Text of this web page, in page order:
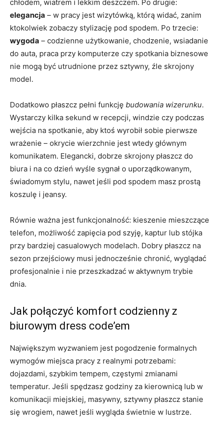
chłodem, wiatrem i lekkim deszczem. Po drugie:
elegancja – w pracy jest wizytówką, którą widać, zanim
ktokolwiek zobaczy stylizację pod spodem. Po trzecie:
wygoda – codzienne użytkowanie, chodzenie, wsiadanie
do auta, praca przy komputerze czy spotkania biznesowe
nie mogą być utrudnione przez sztywny, źle skrojony
model.
Dodatkowo płaszcz pełni funkcję budowania wizerunku.
Wystarczy kilka sekund w recepcji, windzie czy podczas
wejścia na spotkanie, aby ktoś wyrobił sobie pierwsze
wrażenie – okrycie wierzchnie jest wtedy głównym
komunikatem. Elegancki, dobrze skrojony płaszcz do
biura i na co dzień wyśle sygnał o uporządkowanym,
świadomym stylu, nawet jeśli pod spodem masz prostą
koszulę i jeansy.
Równie ważna jest funkcjonalność: kieszenie mieszczące
telefon, możliwość zapięcia pod szyję, kaptur lub stójka
przy bardziej casualowych modelach. Dobry płaszcz na
sezon przejściowy musi jednocześnie chronić, wyglądać
profesjonalnie i nie przeszkadzać w aktywnym trybie
dnia.
Jak połączyć komfort codzienny z
biurowym dress code’em
Największym wyzwaniem jest pogodzenie formalnych
wymogów miejsca pracy z realnymi potrzebami:
dojazdami, szybkim tempem, częstymi zmianami
temperatur. Jeśli spędzasz godziny za kierownicą lub w
komunikacji miejskiej, masywny, sztywny płaszcz stanie
się wrogiem, nawet jeśli wygląda świetnie w lustrze.